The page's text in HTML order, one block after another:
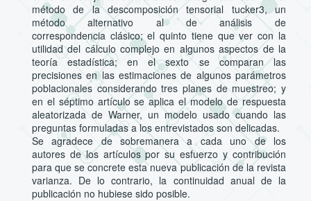
método de la descomposición tensorial tucker3, un
método alternativo al de análisis de
correspondencia clásico; el quinto tiene que ver con la
utilidad del cálculo complejo en algunos aspectos de la
teoría estadística; en el sexto se comparan las
precisiones en las estimaciones de algunos parámetros
poblacionales considerando tres planes de muestreo; y
en el séptimo artículo se aplica el modelo de respuesta
aleatorizada de Warner, un modelo usado cuando las
preguntas formuladas a los entrevistados son delicadas.
Se agradece de sobremanera a cada uno de los
autores de los artículos por su esfuerzo y contribución
para que se concrete esta nueva publicación de la revista
varianza. De lo contrario, la continuidad anual de la
publicación no hubiese sido posible.